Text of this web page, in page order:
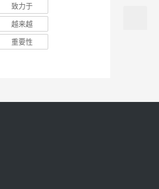
致力于
越来越
重要性